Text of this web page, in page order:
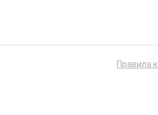
Правила